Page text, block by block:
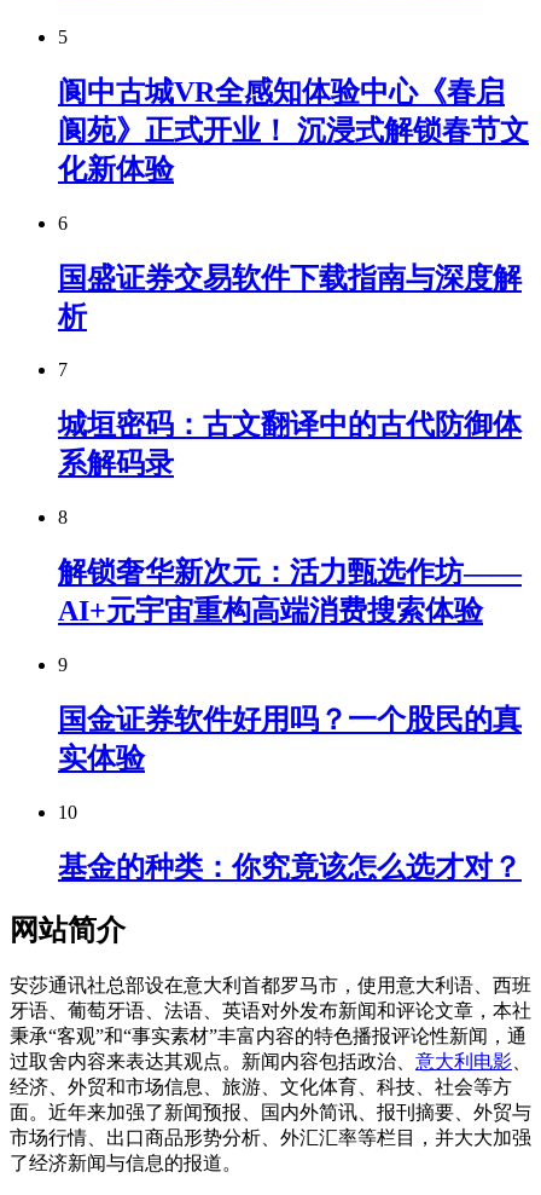
5
阆中古城VR全感知体验中心《春启
阆苑》正式开业！ 沉浸式解锁春节文
化新体验
6
国盛证券交易软件下载指南与深度解
析
7
城垣密码：古文翻译中的古代防御体
系解码录
8
解锁奢华新次元：活力甄选作坊——
AI+元宇宙重构高端消费搜索体验
9
国金证券软件好用吗？一个股民的真
实体验
10
基金的种类：你究竟该怎么选才对？
网站简介
安莎通讯社总部设在意大利首都罗马市，使用意大利语、西班
牙语、葡萄牙语、法语、英语对外发布新闻和评论文章，本社
秉承“客观”和“事实素材”丰富内容的特色播报评论性新闻，通
过取舍内容来表达其观点。新闻内容包括政治、 意大利电影
经济、外贸和市场信息、旅游、文化体育、科技、社会等方
面。近年来加强了新闻预报、国内外简讯、报刊摘要、外贸与
市场行情、出口商品形势分析、外汇汇率等栏目，并大大加强
了经济新闻与信息的报道。